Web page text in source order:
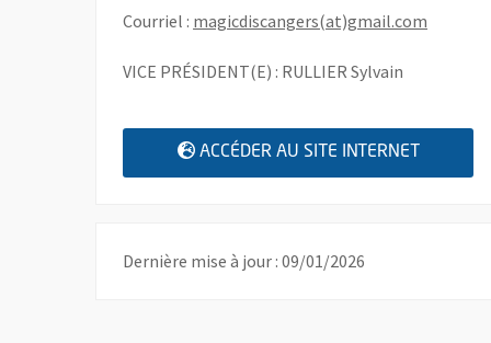
Courriel : magicdiscangers(at)gmail.com
VICE PRÉSIDENT(E) : RULLIER Sylvain
ACCÉDER AU SITE INTERNET , OUVRE
Dernière mise à jour : 09/01/2026